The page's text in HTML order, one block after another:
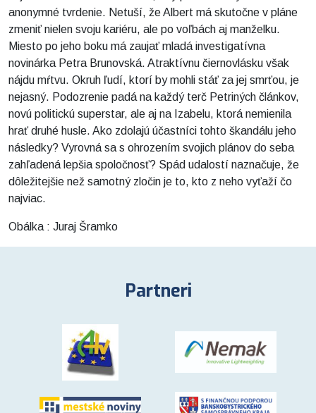
anonymné tvrdenie. Netuší, že Albert má skutočne v pláne
zmeniť nielen svoju kariéru, ale po voľbách aj manželku.
Miesto po jeho boku má zaujať mladá investigatívna
novinárka Petra Brunovská. Atraktívnu čiernovlásku však
nájdu mŕtvu. Okruh ľudí, ktorí by mohli stáť za jej smrťou, je
nejasný. Podozrenie padá na každý terč Petriných článkov,
novú politickú superstar, ale aj na Izabelu, ktorá nemienila
hrať druhé husle. Ako zdolajú účastníci tohto škandálu jeho
následky? Vyrovná sa s ohrozením svojich plánov do seba
zahľadená lepšia spoločnosť? Spád udalostí naznačuje, že
dôležitejšie než samotný zločin je to, kto z neho vyťaží čo
najviac.
Obálka : Juraj Šramko
Partneri